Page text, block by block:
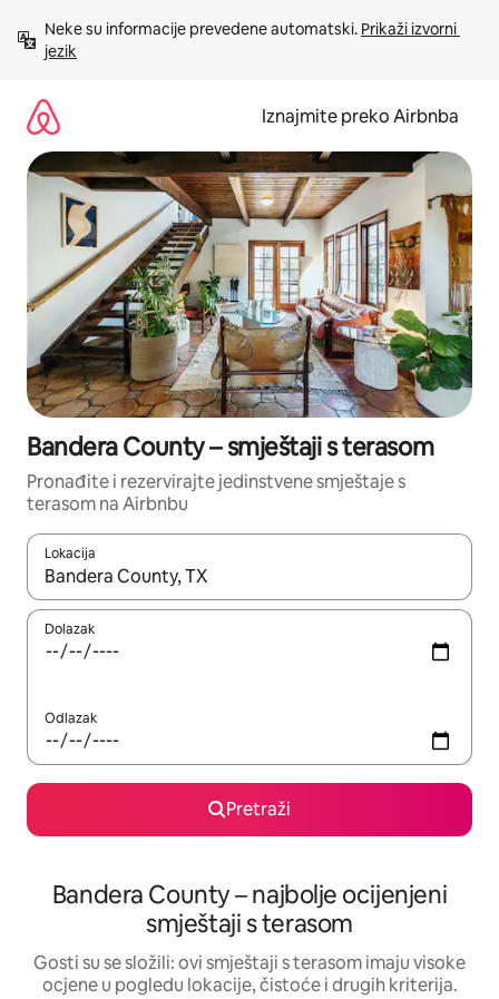
sadržaj
Neke su informacije prevedene automatski. Prikaži izvorni
jezik
Iznajmite preko Airbnba
Bandera County – smještaji s terasom
Pronađite i rezervirajte jedinstvene smještaje s
terasom na Airbnbu
Lokacija
Kada budu dostupni rezultati, moći ćete ih pregledati
Dolazak
Odlazak
Pretraži
Bandera County – najbolje ocijenjeni
smještaji s terasom
Gosti su se složili: ovi smještaji s terasom imaju visoke
ocjene u pogledu lokacije, čistoće i drugih kriterija.